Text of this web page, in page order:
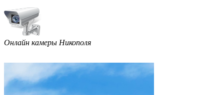
Онлайн камеры Никополя